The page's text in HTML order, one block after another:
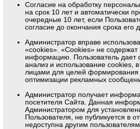
Согласие на обработку
на срок 10 лет и автоматически
очередные 10 лет, если
согласие до окончания срока его
Администратор вправе
«cookies». «Cookies» не
информацию. Пользователь дает
анализ и использование cookies,
лицами для целей формирования
оптимизации рекламных
Администратор получает
посетителя Сайта. Данная
Администратором для
Пользователя, не публикуется в
недоступна другим